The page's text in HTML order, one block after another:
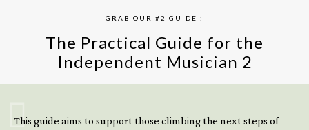
GRAB OUR #2 GUIDE :
The Practical Guide for the
Independent Musician 2
This guide aims to support those climbing the next steps of